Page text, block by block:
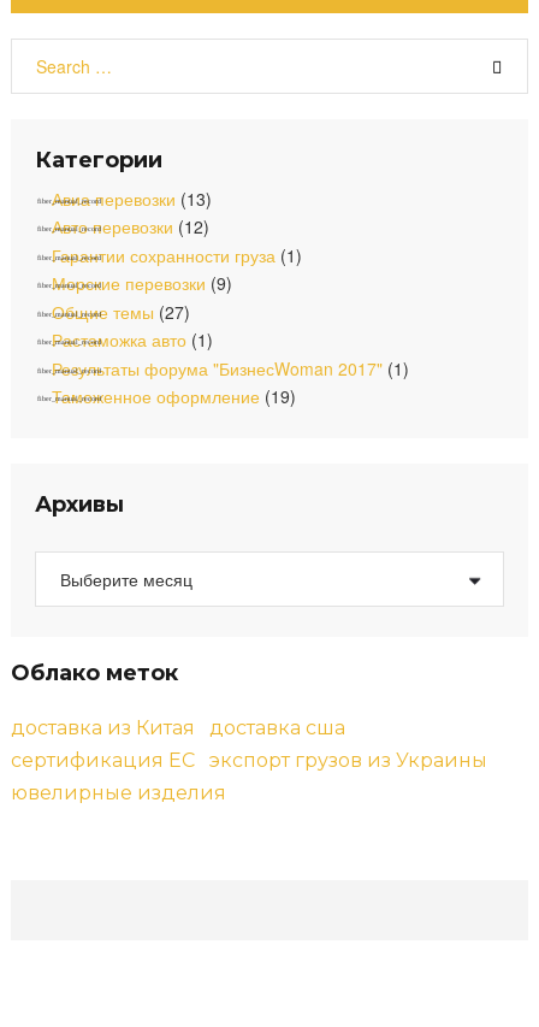
a
c
b
n
s
a
o
u
u
a
Категории
Авиа перевозки (13)
Авто перевозки (12)
Гарантии сохранности груза (1)
Морские перевозки (9)
Общие темы (27)
Растаможка авто (1)
Результаты форума "БизнесWoman 2017" (1)
Таможенное оформление (19)
Архивы
ы
Облако меток
доставка из Китая
доставка сша
сертификация ЕС
экспорт грузов из Украины
ювелирные изделия